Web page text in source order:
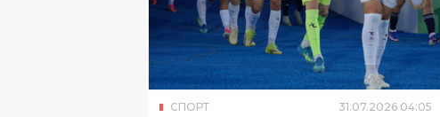
СПОРТ 07 2026 04:05
«Бунёдкор» не поедет на
выездной матч Суперлиги из-
за финансовых проблем